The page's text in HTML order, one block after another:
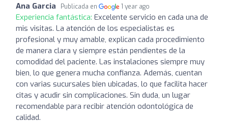
Ana Garcia Publicada en 1 year ago
Experiencia fantástica: Excelente servicio en cada una de
mis visitas. La atención de los especialistas es
profesional y muy amable, explican cada procedimiento
de manera clara y siempre están pendientes de la
comodidad del paciente. Las instalaciones siempre muy
bien, lo que genera mucha confianza. Además, cuentan
con varias sucursales bien ubicadas, lo que facilita hacer
citas y acudir sin complicaciones. Sin duda, un lugar
recomendable para recibir atención odontológica de
calidad.